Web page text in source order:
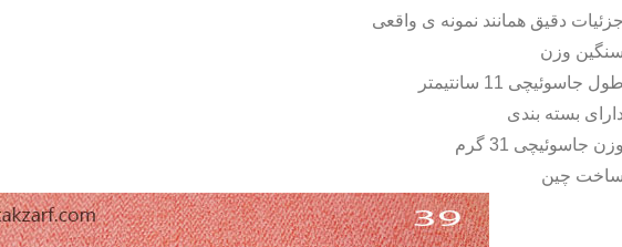
دقیق همانند نمونه ی واقعی
وزن
جاسوئیچی 11 سانتیمتر
بسته بندی
جاسوئیچی 31 گرم
چین